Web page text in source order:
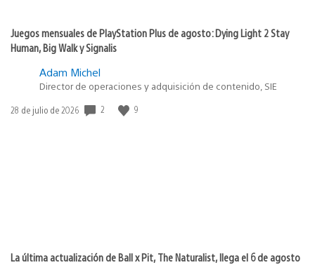
Juegos mensuales de PlayStation Plus de agosto: Dying Light 2 Stay
Human, Big Walk y Signalis
Adam Michel
Director de operaciones y adquisición de contenido, SIE
Fecha
28 de julio de 2026 2 9
La última actualización de Ball x Pit, The Naturalist, llega el 6 de agosto